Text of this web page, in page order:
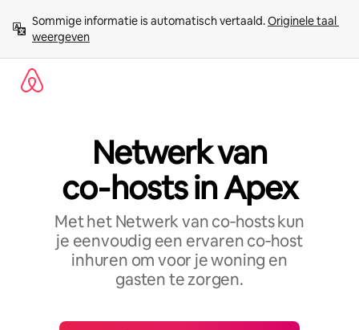
direct
naar
inhoud
Sommige informatie is automatisch vertaald. Originele taal
weergeven
Netwerk van
co‑hosts in Apex
Met het Netwerk van co‑hosts kun
je eenvoudig een ervaren co‑host
inhuren om voor je woning en
gasten te zorgen.